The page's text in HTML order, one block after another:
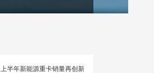
上半年新能源重卡销量再创新